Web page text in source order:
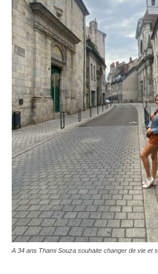
A 34 ans Thami Souza souhaite changer de vie et